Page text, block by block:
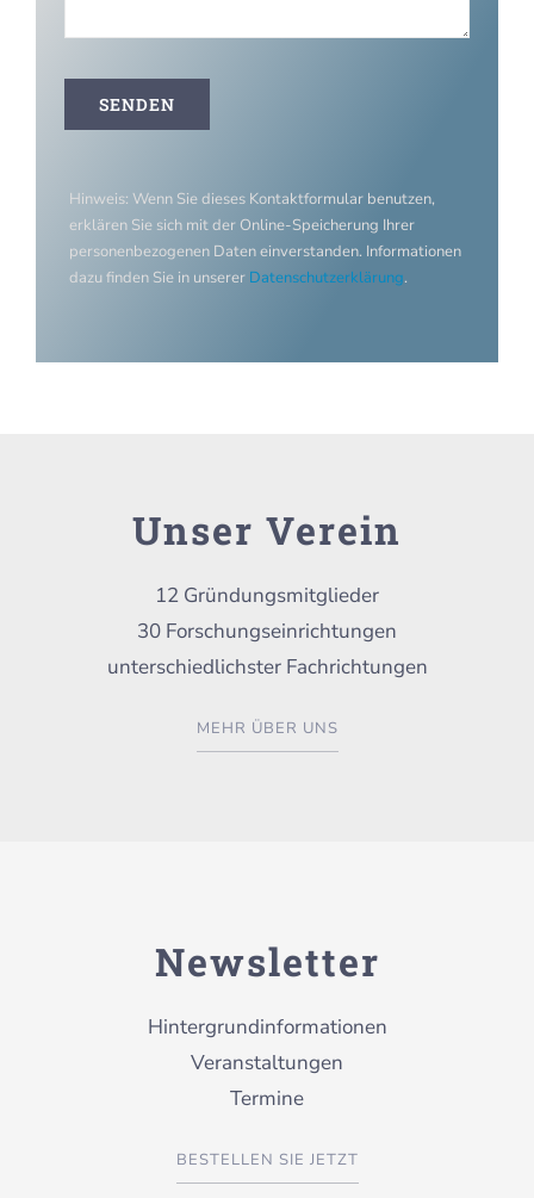
SENDEN
Hinweis: Wenn Sie dieses Kontaktformular benutzen,
erklären Sie sich mit der Online-Speicherung Ihrer
personenbezogenen Daten einverstanden. Informationen
dazu finden Sie in unserer Datenschutzerklärung.
Unser Verein
12 Gründungsmitglieder
30 Forschungseinrichtungen
unterschiedlichster Fachrichtungen
MEHR ÜBER UNS
Newsletter
Hintergrundinformationen
Veranstaltungen
Termine
BESTELLEN SIE JETZT